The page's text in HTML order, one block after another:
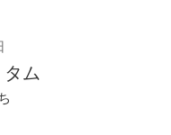
ム